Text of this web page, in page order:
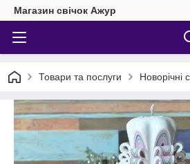
Магазин свічок Ажур
Товари та послуги Новорічні